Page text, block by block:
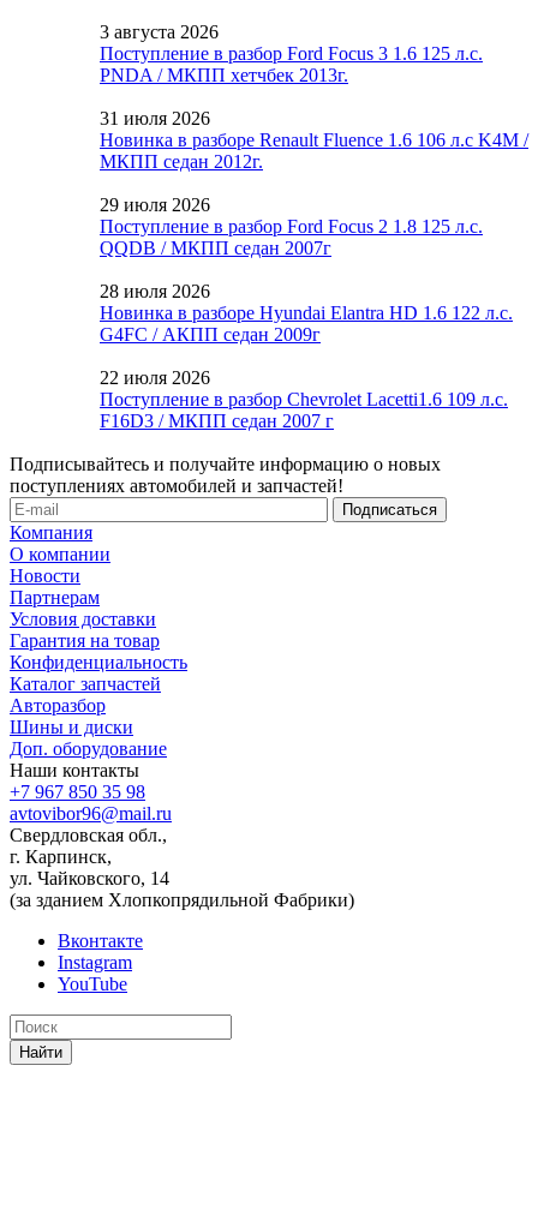
3 августа 2026
Поступление в разбор Ford Focus 3 1.6 125 л.с.
PNDA / МКПП хетчбек 2013г.
31 июля 2026
Новинка в разборе Renault Fluence 1.6 106 л.с K4M /
МКПП седан 2012г.
29 июля 2026
Поступление в разбор Ford Focus 2 1.8 125 л.с.
QQDB / МКПП седан 2007г
28 июля 2026
Новинка в разборе Hyundai Elantra HD 1.6 122 л.с.
G4FC / АКПП седан 2009г
22 июля 2026
Поступление в разбор Chevrolet Lacetti1.6 109 л.с.
F16D3 / МКПП седан 2007 г
Подписывайтесь и получайте информацию о новых
поступлениях автомобилей и запчастей!
Компания
О компании
Новости
Партнерам
Условия доставки
Гарантия на товар
Конфиденциальность
Каталог запчастей
Авторазбор
Шины и диски
Доп. оборудование
Наши контакты
+7 967 850 35 98
avtovibor96@mail.ru
Свердловская обл.,
г. Карпинск,
ул. Чайковского, 14
(за зданием Хлопкопрядильной Фабрики)
Вконтакте
Instagram
YouTube
Найти